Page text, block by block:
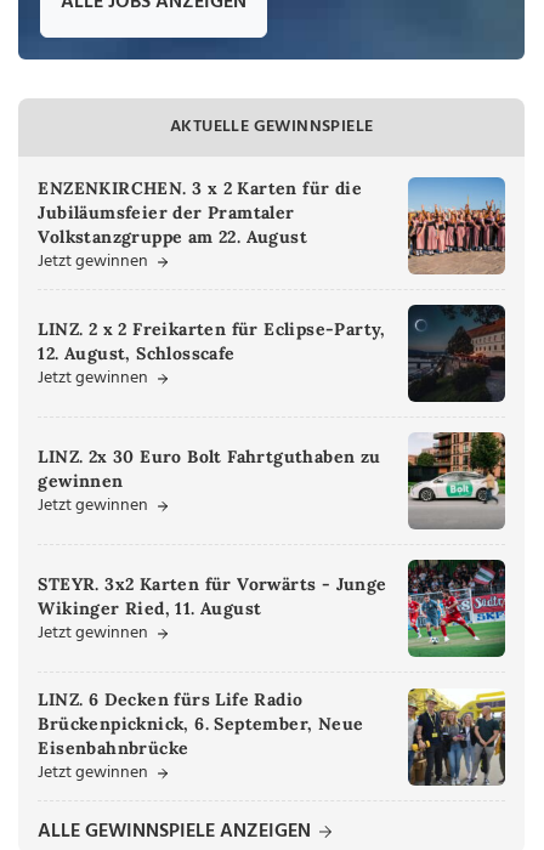
AKTUELLE GEWINNSPIELE
ENZENKIRCHEN. 3 x 2 Karten für die
Jubiläumsfeier der Pramtaler
Volkstanzgruppe am 22. August
Jetzt gewinnen
LINZ. 2 x 2 Freikarten für Eclipse-Party,
12. August, Schlosscafe
Jetzt gewinnen
LINZ. 2x 30 Euro Bolt Fahrtguthaben zu
gewinnen
Jetzt gewinnen
STEYR. 3x2 Karten für Vorwärts - Junge
Wikinger Ried, 11. August
Jetzt gewinnen
LINZ. 6 Decken fürs Life Radio
Brückenpicknick, 6. September, Neue
Eisenbahnbrücke
Jetzt gewinnen
ALLE GEWINNSPIELE ANZEIGEN